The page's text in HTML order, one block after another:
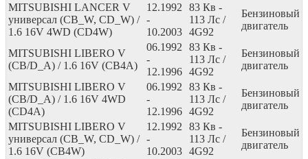
MITSUBISHI LANCER V
универсал (CB_W, CD_W) /
1.6 16V 4WD (CD4W)
12.1992
-
10.2003
83 Кв -
113 Лс /
4G92
Бензиновый
двигатель
MITSUBISHI LIBERO V
(CB/D_A) / 1.6 16V (CB4A)
06.1992
-
12.1996
83 Кв -
113 Лс /
4G92
Бензиновый
двигатель
MITSUBISHI LIBERO V
(CB/D_A) / 1.6 16V 4WD
(CD4A)
06.1992
-
12.1996
83 Кв -
113 Лс /
4G92
Бензиновый
двигатель
MITSUBISHI LIBERO V
универсал (CB_W, CD_W) /
1.6 16V (CB4W)
12.1992
-
10.2003
83 Кв -
113 Лс /
4G92
Бензиновый
двигатель